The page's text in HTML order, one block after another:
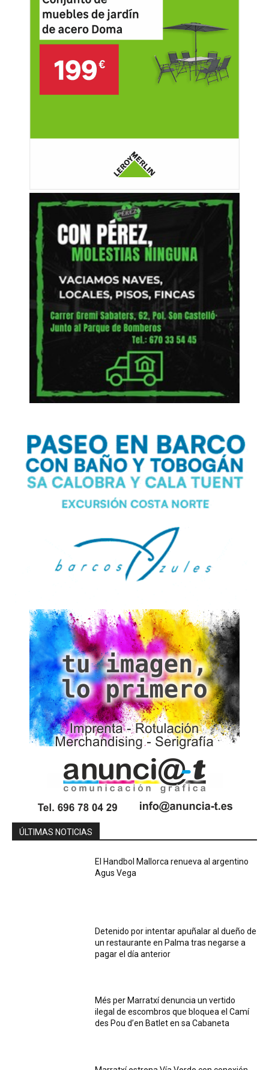
ÚLTIMAS NOTICIAS
El Handbol Mallorca renueva al argentino
Agus Vega
Detenido por intentar apuñalar al dueño de
un restaurante en Palma tras negarse a
pagar el día anterior
Més per Marratxí denuncia un vertido
ilegal de escombros que bloquea el Camí
des Pou d’en Batlet en sa Cabaneta